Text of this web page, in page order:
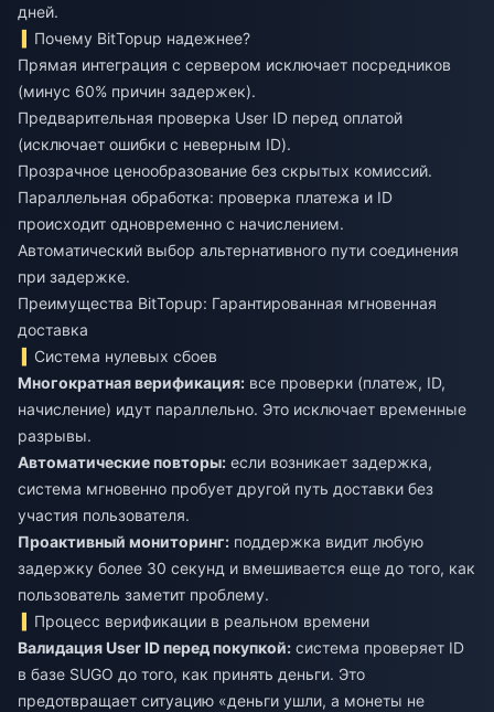
дней.
Почему BitTopup надежнее?
Прямая интеграция с сервером исключает посредников
(минус 60% причин задержек).
Предварительная проверка User ID перед оплатой
(исключает ошибки с неверным ID).
Прозрачное ценообразование без скрытых комиссий.
Параллельная обработка: проверка платежа и ID
происходит одновременно с начислением.
Автоматический выбор альтернативного пути соединения
при задержке.
Преимущества BitTopup: Гарантированная мгновенная
доставка
Система нулевых сбоев
Многократная верификация: все проверки (платеж, ID,
начисление) идут параллельно. Это исключает временные
разрывы.
Автоматические повторы: если возникает задержка,
система мгновенно пробует другой путь доставки без
участия пользователя.
Проактивный мониторинг: поддержка видит любую
задержку более 30 секунд и вмешивается еще до того, как
пользователь заметит проблему.
Процесс верификации в реальном времени
Валидация User ID перед покупкой: система проверяет ID
в базе SUGO до того, как принять деньги. Это
предотвращает ситуацию «деньги ушли, а монеты не